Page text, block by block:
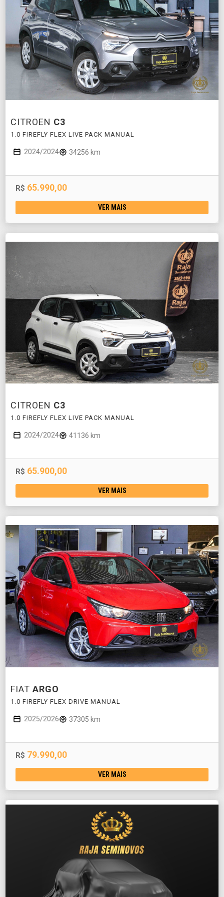
CITROEN C3
1.0 FIREFLY FLEX LIVE PACK MANUAL
2024/2024 34256 km
R$ 65.990,00
VER MAIS
CITROEN C3
1.0 FIREFLY FLEX LIVE PACK MANUAL
2024/2024 41136 km
R$ 65.900,00
VER MAIS
FIAT ARGO
1.0 FIREFLY FLEX DRIVE MANUAL
2025/2026 37305 km
R$ 79.990,00
VER MAIS